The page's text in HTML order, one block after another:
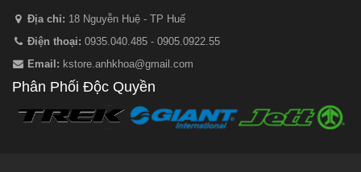
Địa chỉ: 18 Nguyễn Huệ - TP Huế
Điện thoại: 0935.040.485 - 0905.0922.55
Email: kstore.anhkhoa@gmail.com
Phân Phối Độc Quyền